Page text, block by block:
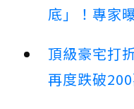
底」！專家
頂級豪宅打
再度跌破